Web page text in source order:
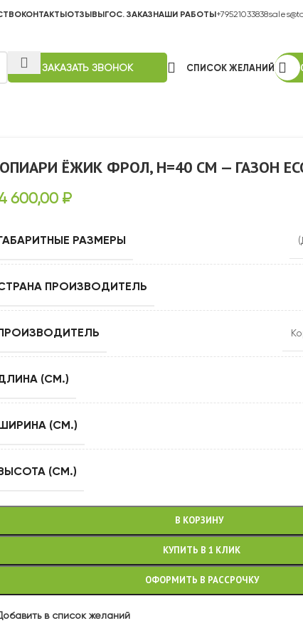
КОНТАКТЫОТЗЫВЫГОС. ЗАКАЗНАШИ РАБОТЫ+79521033838
ЗАКАЗАТЬ ЗВОНОК СПИСОК ЖЕЛАНИЙ
ЁЖИК ФРОЛ, H=40 СМ — ГАЗОН
600,00 ₽
РАЗМЕРЫ
ПРОИЗВОДИТЕЛЬ
(СМ.)
(СМ.)
(СМ.)
В КОРЗИНУ
КУПИТЬ В 1 КЛИК
ОФОРМИТЬ В РАССРОЧКУ
в список желаний